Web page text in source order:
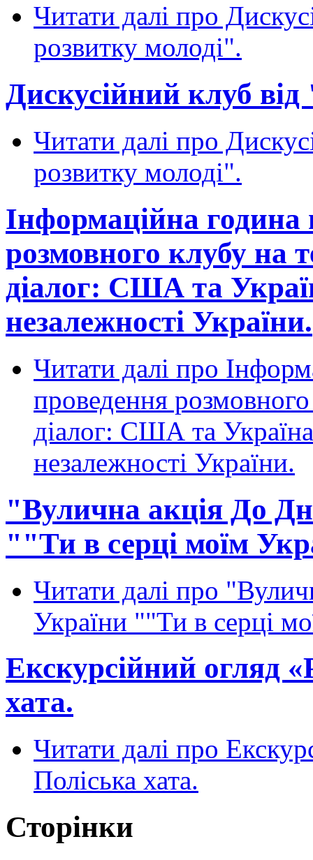
Читати далі про
розвитку молоді".
Дискусійний клуб
Читати далі про
розвитку молоді".
Інформаційна
розмовного клубу на
діалог: США та
незалежності України.
Читати далі про
проведення
діалог: США та
незалежності України.
"Вулична акція До
""Ти в серці моїм
Читати далі про
України ""Ти в серці
Екскурсійний огляд
хата.
Читати далі про
Поліська хата.
Сторінки